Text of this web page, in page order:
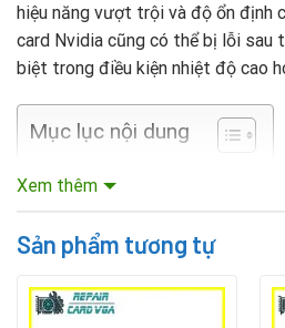
hiệu năng vượt trội và độ ổn định
card Nvidia cũng có thể bị lỗi sau
biệt trong điều kiện nhiệt độ cao
Mục lục nội dung
Khi gặp sự cố, việc
tiết kiệm hơn nhiều so với mua card
Nguyên nhân khiến VRAM
Xem thêm
Sản phẩm tương tự